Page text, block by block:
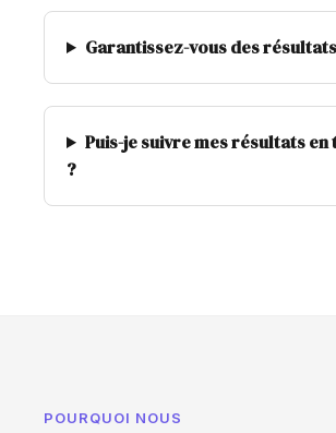
Garantissez-vous des
Puis-je suivre mes résultats
?
POURQUOI NOUS